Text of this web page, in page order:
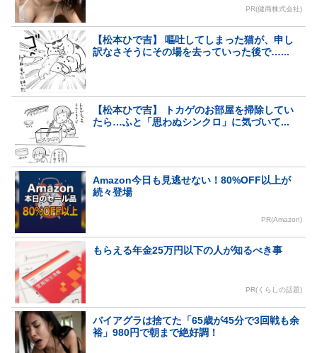
PR(健商株式会社)
【松本ひで吉】 嘔吐してしまった猫が、申し
訳なさそうにその場を去っていった後で…...
【松本ひで吉】 トカゲのお部屋を掃除してい
たら…ふと「思わぬシンクロ」に気づいて...
Amazon今日も見逃せない！80%OFF以上が
続々登場
PR(Amazon)
もらえる年金25万円以下の人が知るべき事
PR(くらしの話題)
バイアグラは捨てた「65歳が45分で3回戦も余
裕」980円で朝まで絶好調！